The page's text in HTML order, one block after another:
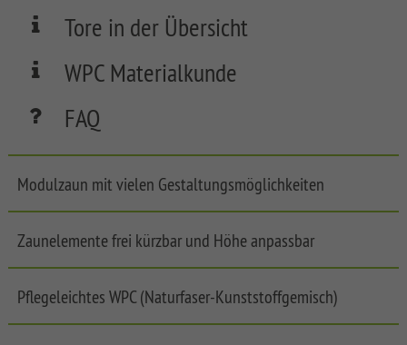
WPC
PLATINUM
SYSTEM
PLATINUM
WPC
PLATINUM
SYSTEM
SYSTEM
WPC
LONGLIFE
Garden
Tore in der Übersicht
WPC Materialkunde
FAQ
Modulzaun mit vielen Gestaltungsmöglichkeiten
Zaunelemente frei kürzbar und Höhe anpassbar
Pflegeleichtes WPC (Naturfaser-Kunststoffgemisch)